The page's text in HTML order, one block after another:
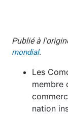
Publié à
mondial.
Les
membre
nation